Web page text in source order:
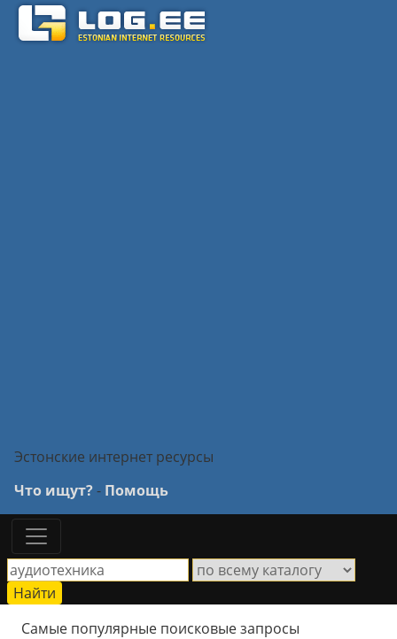
Эстонские интернет ресурсы
Что ищут?- Помощь
Самые популярные поисковые запросы